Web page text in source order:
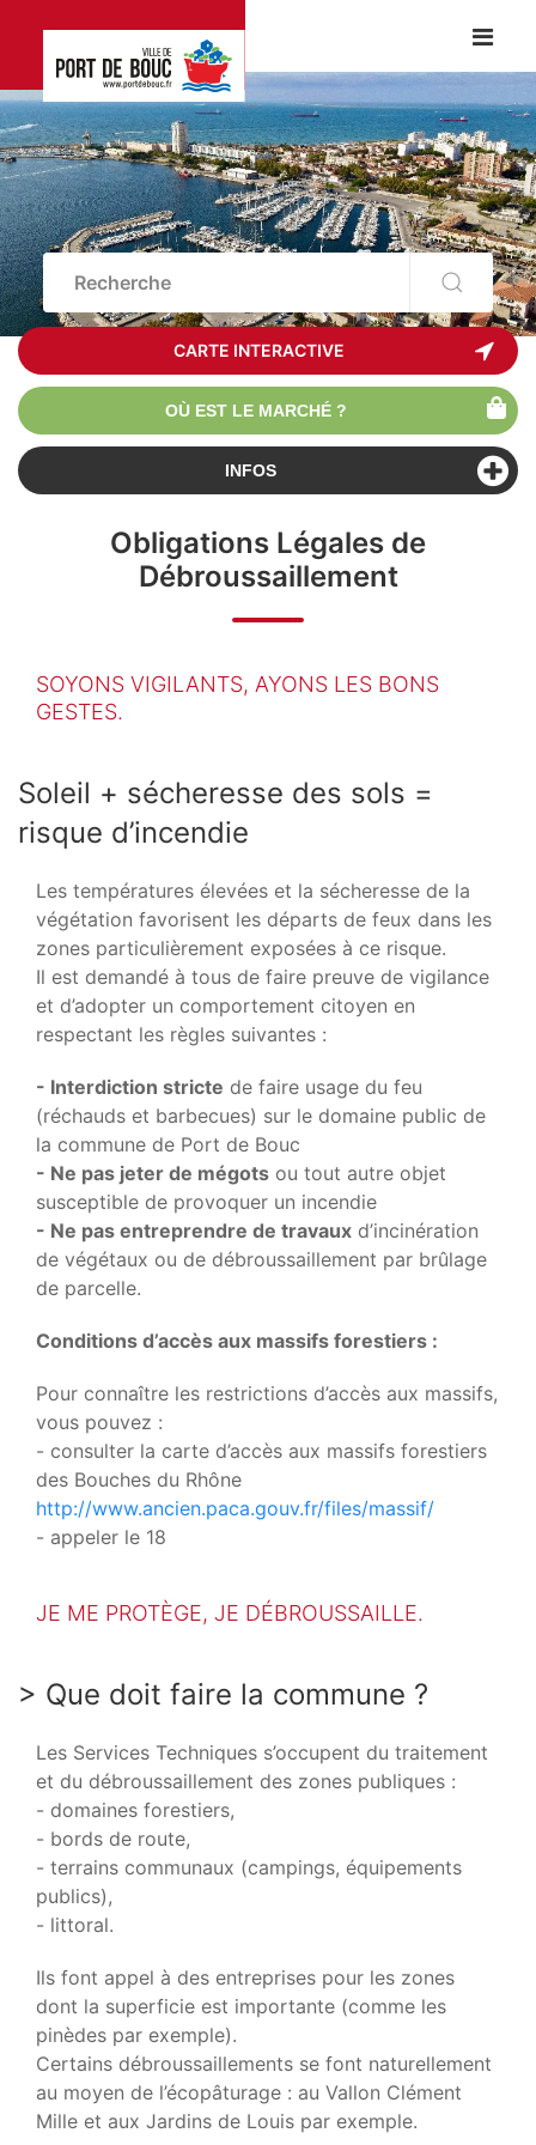
CARTE INTERACTIVE
OÙ EST LE MARCHÉ ?
INFOS
Obligations Légales de
Débroussaillement
SOYONS VIGILANTS, AYONS LES BONS
GESTES.
Soleil + sécheresse des sols =
risque d’incendie
Les températures élevées et la sécheresse de la
végétation favorisent les départs de feux dans les
zones particulièrement exposées à ce risque.
Il est demandé à tous de faire preuve de vigilance
et d’adopter un comportement citoyen en
respectant les règles suivantes :
- Interdiction stricte de faire usage du feu
(réchauds et barbecues) sur le domaine public de
la commune de Port de Bouc
- Ne pas jeter de mégots ou tout autre objet
susceptible de provoquer un incendie
- Ne pas entreprendre de travaux d’incinération
de végétaux ou de débroussaillement par brûlage
de parcelle.
Conditions d’accès aux massifs forestiers :
Pour connaître les restrictions d’accès aux massifs,
vous pouvez :
- consulter la carte d’accès aux massifs forestiers
des Bouches du Rhône
http://www.ancien.paca.gouv.fr/files/massif/
- appeler le 18
JE ME PROTÈGE, JE DÉBROUSSAILLE.
> Que doit faire la commune ?
Les Services Techniques s’occupent du traitement
et du débroussaillement des zones publiques :
- domaines forestiers,
- bords de route,
- terrains communaux (campings, équipements
publics),
- littoral.
Ils font appel à des entreprises pour les zones
dont la superficie est importante (comme les
pinèdes par exemple).
Certains débroussaillements se font naturellement
au moyen de l’écopâturage : au Vallon Clément
Mille et aux Jardins de Louis par exemple.